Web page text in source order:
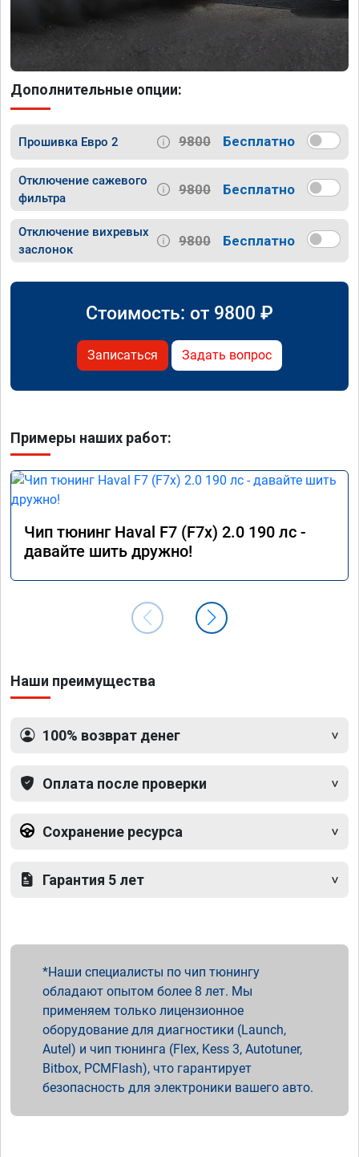
Дополнительные опции:
Прошивка Евро 2 9800 Бесплатно
Отключение сажевого
фильтра
9800 Бесплатно
Отключение вихревых
заслонок
9800 Бесплатно
Стоимость: от 9800 ₽
Записаться Задать вопрос
Примеры наших работ:
Чип тюнинг Haval F7 (F7x) 2.0 190 лс -
давайте шить дружно!
Наши преимущества
100% возврат денег
Оплата после проверки
Сохранение ресурса
Гарантия 5 лет
Наши специалисты по чип тюнингу
обладают опытом более 8 лет. Мы
применяем только лицензионное
оборудование для диагностики (Launch,
Autel) и чип тюнинга (Flex, Kess 3, Autotuner,
Bitbox, PCMFlash), что гарантирует
безопасность для электроники вашего авто.